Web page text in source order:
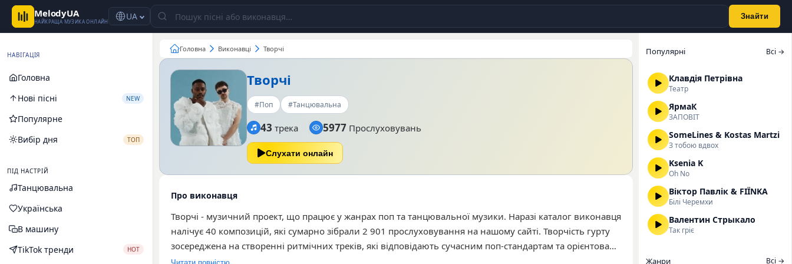
MelodyUA
НАЙКРАЩА МУЗИКА ОНЛАЙН UA Знайти
НАВІГАЦІЯ
Головна
Нові пісні
NEW
Популярне
Вибір дня
ТОП
ПІД НАСТРІЙ
Танцювальна
Українська
В машину
TikTok тренди
HOT
Головна Виконавці Творчі
Творчі
#Поп #Танцювальна
43 трека 5977 Прослуховувань
Слухати онлайн
Про виконавця
Творчі - музичний проект, що працює у жанрах поп та танцювальної музики. Наразі каталог виконавця
налічує 40 композицій, які сумарно зібрали 2 901 прослуховування на нашому сайті. Творчість гурту
зосереджена на створенні ритмічних треків, які відповідають сучасним поп-стандартам та орієнтовані
на широке коло слухачів, що віддають перевагу танцювальній електроніці. Серед найпопулярніших
Популярні Всі →
Клавдія Петрівна
Театр
ЯрмаК
ЗАПОВІТ
SomeLines & Kostas Martzi
З тобою вдвох
Ksenia K
Oh No
Віктор Павлік & FIЇNKA
Білі Черемхи
Валентин Стрыкало
Так гріє
Жанри Всі →